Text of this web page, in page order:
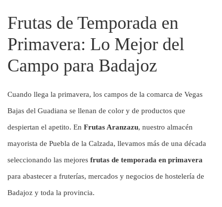
Frutas de Temporada en
Primavera: Lo Mejor del
Campo para Badajoz
Cuando llega la primavera, los campos de la comarca de Vegas
Bajas del Guadiana se llenan de color y de productos que
despiertan el apetito. En Frutas Aranzazu, nuestro almacén
mayorista de Puebla de la Calzada, llevamos más de una década
seleccionando las mejores frutas de temporada en primavera
para abastecer a fruterías, mercados y negocios de hostelería de
Badajoz y toda la provincia.